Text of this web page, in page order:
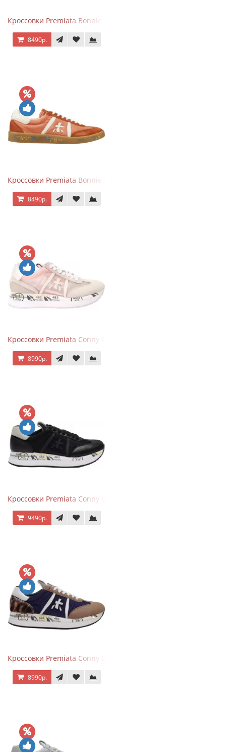
Кроссовки Premiata Bonnie серо-голубые
8490р.
Кроссовки Premiata Bonnie Brick Orange
8490р.
Кроссовки Premiata Conny Beige Pink
8990р.
Кроссовки Premiata Conny Black
9490р.
Кроссовки Premiata Conny Blue Brown
8990р.